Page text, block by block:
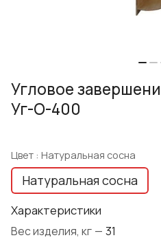
Угловое
Уг-О-400
Цвет : Натуральная сосна
Натуральная сосна
Характеристики
Вес изделия, кг — 31